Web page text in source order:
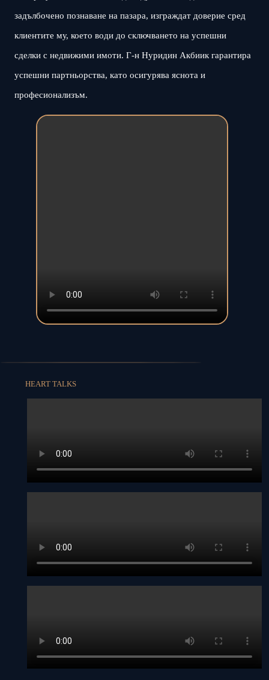
задълбочено познаване на пазара, изграждат доверие сред
клиентите му, което води до сключването на успешни
сделки с недвижими имоти. Г-н Нуридин Акбиик гарантира
успешни партньорства, като осигурява яснота и
професионализъм.
HEART TALKS